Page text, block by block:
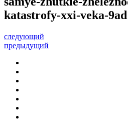
katastrofy-xxi-veka-
следующий
предыдущий